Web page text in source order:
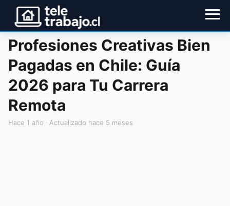
Profesiones Creativas Bien
Pagadas en Chile: Guía
2026 para Tu Carrera
Remota
hace 1 año · Actualizado hace 5 meses